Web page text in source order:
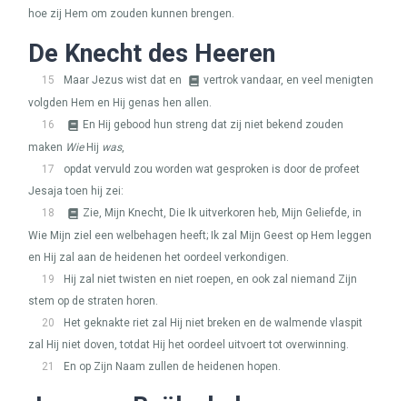
hoe zij Hem om zouden kunnen brengen.
De Knecht des Heeren
15 Maar Jezus wist dat en
vertrok vandaar, en veel menigten
volgden Hem en Hij genas hen allen.
16
En Hij gebood hun streng dat zij niet bekend zouden
maken WieHij was,
17
opdat vervuld zou worden wat gesproken is door de profeet
Jesaja toen hij zei:
18
Zie, Mijn Knecht, Die Ik uitverkoren heb, Mijn Geliefde, in
Wie Mijn ziel een welbehagen heeft; Ik zal Mijn Geest op Hem leggen
en Hij zal aan de heidenen het oordeel verkondigen.
19
Hij zal niet twisten en niet roepen, en ook zal niemand Zijn
stem op de straten horen.
20
Het geknakte riet zal Hij niet breken en de walmende vlaspit
zal Hij niet doven, totdat Hij het oordeel uitvoert tot overwinning.
21
En op Zijn Naam zullen de heidenen hopen.